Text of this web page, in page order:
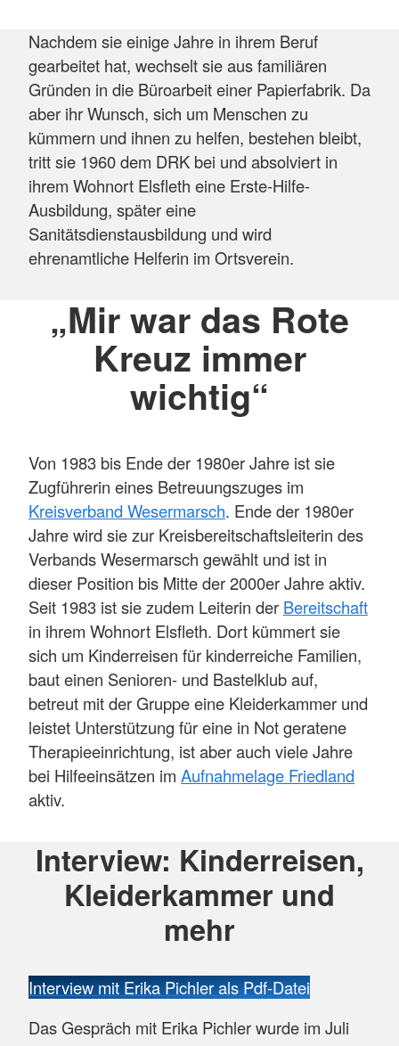
Nachdem sie einige Jahre in ihrem Beruf
gearbeitet hat, wechselt sie aus familiären
Gründen in die Büroarbeit einer Papierfabrik. Da
aber ihr Wunsch, sich um Menschen zu
kümmern und ihnen zu helfen, bestehen bleibt,
tritt sie 1960 dem DRK bei und absolviert in
ihrem Wohnort Elsfleth eine Erste-Hilfe-
Ausbildung, später eine
Sanitätsdienstausbildung und wird
ehrenamtliche Helferin im Ortsverein.
„Mir war das Rote
Kreuz immer
wichtig“
Von 1983 bis Ende der 1980er Jahre ist sie
Zugführerin eines Betreuungszuges im
Kreisverband Wesermarsch. Ende der 1980er
Jahre wird sie zur Kreisbereitschaftsleiterin des
Verbands Wesermarsch gewählt und ist in
dieser Position bis Mitte der 2000er Jahre aktiv.
Seit 1983 ist sie zudem Leiterin der Bereitschaft
in ihrem Wohnort Elsfleth. Dort kümmert sie
sich um Kinderreisen für kinderreiche Familien,
baut einen Senioren- und Bastelklub auf,
betreut mit der Gruppe eine Kleiderkammer und
leistet Unterstützung für eine in Not geratene
Therapieeinrichtung, ist aber auch viele Jahre
bei Hilfeeinsätzen im Aufnahmelage Friedland
aktiv.
Interview: Kinderreisen,
Kleiderkammer und
mehr
Interview mit Erika Pichler als Pdf-Datei
Das Gespräch mit Erika Pichler wurde im Juli